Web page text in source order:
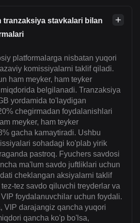
tranzaksiya stavkalari bilan
platformalarga nisbatan yuqori
komissiyalarni taklif qiladi.
ham meyker, ham teyker
belgilanadi. Tranzaksiya
yordamida to'laydigan
chegirmadan foydalanishlari
meyker, ham teyker
gacha kamaytiradi. Ushbu
sohadagi ko'plab yirik
pastroq. Fyuchers savdosi
ma'lum savdo juftliklari uchun
cheklangan aksiyalarni taklif
tez savdo qiluvchi treyderlar va
foydalanuvchilar uchun foydali.
VIP darajangiz qancha yuqori
qancha ko'p bo'lsa,